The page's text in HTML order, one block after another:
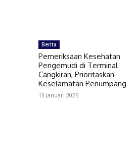
Berita
Pemeriksaan Kesehatan
Pengemudi di Terminal
Cangkiran, Prioritaskan
Keselamatan Penumpang
13 Januari 2025